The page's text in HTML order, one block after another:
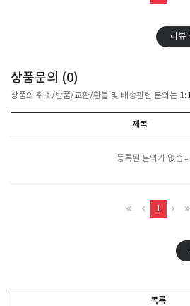
리뷰
상품문의 (0)
상품의 취소/반품/교환/환불 및 배송관련 문의는
제목
등록된 문의가 없습
1
목록